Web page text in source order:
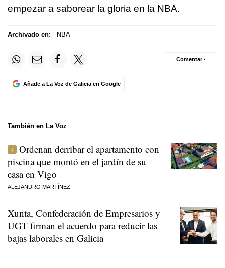
empezar a saborear la gloria en la NBA.
Archivado en: NBA
Añade a La Voz de Galicia en Google
Comentar ·
También en La Voz
Ordenan derribar el apartamento con
piscina que montó en el jardín de su
casa en Vigo
ALEJANDRO MARTÍNEZ
Xunta, Confederación de Empresarios y
UGT firman el acuerdo para reducir las
bajas laborales en Galicia